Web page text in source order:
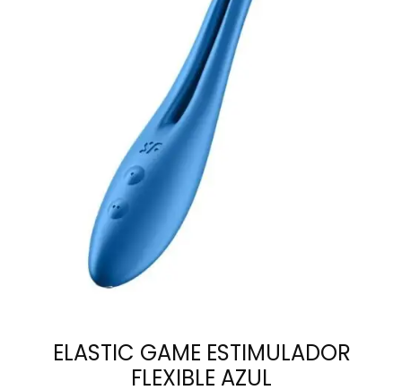
LEER MÁS
ELASTIC GAME ESTIMULADOR
FLEXIBLE AZUL